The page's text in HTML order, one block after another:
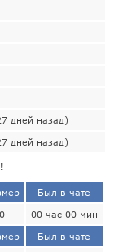
дней назад)
дней назад)
Был в чате
0 00 час 00 мин
Был в чате